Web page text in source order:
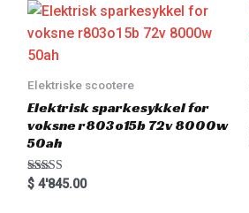
o
u
o
f
5
Elektriske scootere
Elektrisk sparkesykkel for
voksne r803o15b 72v 8000w
50ah
Rated
5.00
$ 4'845.00